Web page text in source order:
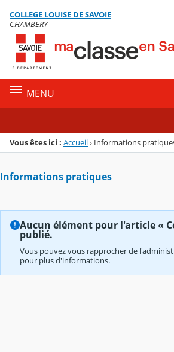
Menu de la rubrique
Contenu
COLLEGE LOUISE DE SAVOIE
CHAMBERY
MENU
Vous êtes ici : Accueil› Informations
Informations pratiques
Aucun élément pour l'article «
publié.
Vous pouvez vous rapprocher de
pour plus d'informations.